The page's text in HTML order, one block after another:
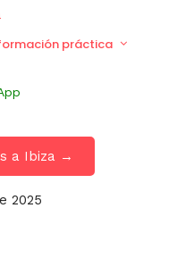
práctica
a Ibiza →
2025